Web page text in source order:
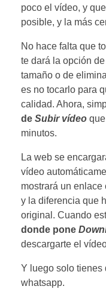
poco el vídeo, y
posible, y la más
No hace falta que
te dará la opción
tamaño o de
es no tocarlo para
calidad. Ahora,
de Subir vídeo
minutos.
La web se
vídeo
mostrará un enlace
y la diferencia que
original. Cuando
donde pone
descargarte el
Y luego solo tienes
whatsapp.